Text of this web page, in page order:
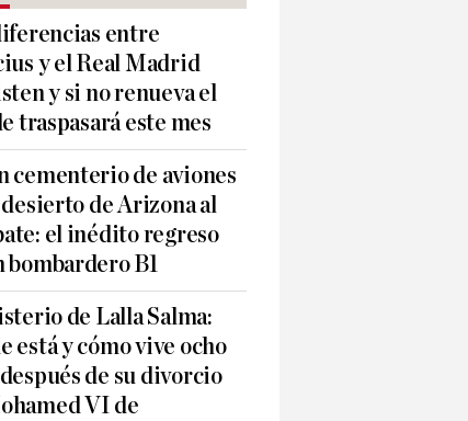
entre
y el Real Madrid
y si no renueva el
traspasará este mes
cementerio de aviones
de Arizona al
el inédito regreso
bombardero B1
de Lalla Salma:
está y cómo vive ocho
de su divorcio
VI de